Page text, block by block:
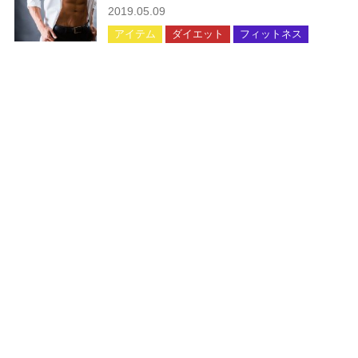
2019.05.09
アイテム ダイエット フィットネス